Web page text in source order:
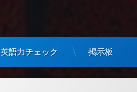
英語力チェック 掲示板